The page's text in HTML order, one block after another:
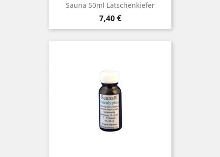
Sauna 50ml Latschenkiefer
Preis
7,40 €